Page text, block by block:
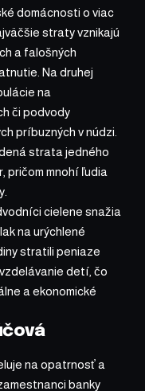
domácnosti o viac
straty vznikajú
a falošných
Na druhej
na
či podvody
príbuzných v núdzi.
strata jedného
pričom mnohí ľudia
cielene snažia
na urýchlené
stratili peniaze
detí, čo
a ekonomické
na opatrnosť a
banky